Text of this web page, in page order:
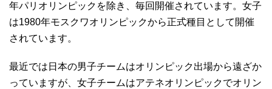
年パリオリンピックを除き、毎回開催されています。女子
は1980年モスクワオリンピックから正式種目として開催
されています。
最近では日本の男子チームはオリンピック出場から遠ざか
っていますが、女子チームはアテネオリンピックでオリン